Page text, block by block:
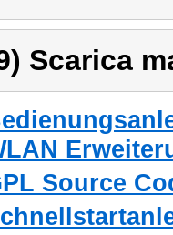
Scarica
Source